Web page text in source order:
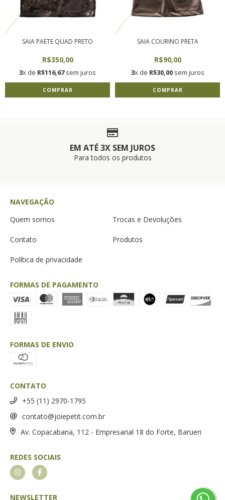
SAIA PAETE QUAD PRETO
R$350,00
3x de R$116,67sem juros
COMPRAR
SAIA COURINO PRETA
R$90,00
3x de R$30,00sem juros
COMPRAR
EM ATÉ 3X SEM JUROS
Para todos os produtos
NAVEGAÇÃO
Quem somos
Trocas e Devoluções
Contato Produtos
Política de privacidade
FORMAS DE PAGAMENTO
FORMAS DE ENVIO
CONTATO
+55 (11) 2970-1795
contato@joiepetit.com.br
Av. Copacabana, 112 - Empresarial 18 do Forte, Barueri
REDES SOCIAIS
NEWSLETTER